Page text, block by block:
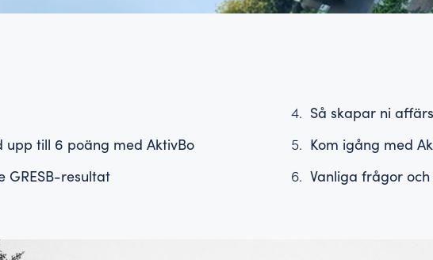
upp till 6 poäng med AktivBo
resultat
Så skapar ni
Kom igång med
Vanliga frågor